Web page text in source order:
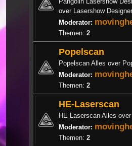
over Lasershow
Moderator:
Themen: 2
Popelscan
Popelscan Alles over
Moderator:
Themen: 2
HE-Laserscan
HE Laserscan Alles
Moderator:
Themen: 2